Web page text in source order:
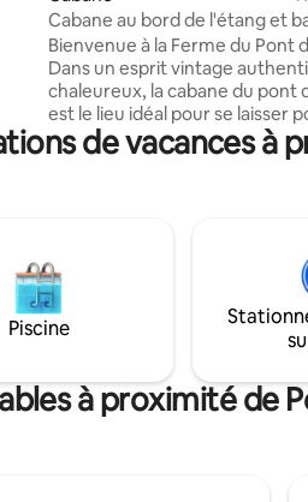
Cabane au bord de l'étang et
nordique
Bienvenue à la Ferme du Pont
Dans un esprit vintage
chaleureux, la cabane du pont
est le lieu idéal pour se laisser
une expérience dépaysante. Construite
de façon écologique avec son
imprenable sur l'étang aux
ainsi que de son intérieur avec
atmosphère douce et cosy, et
à bois pour vos longues soirées.
de vacances à
Piscine
à proximité de